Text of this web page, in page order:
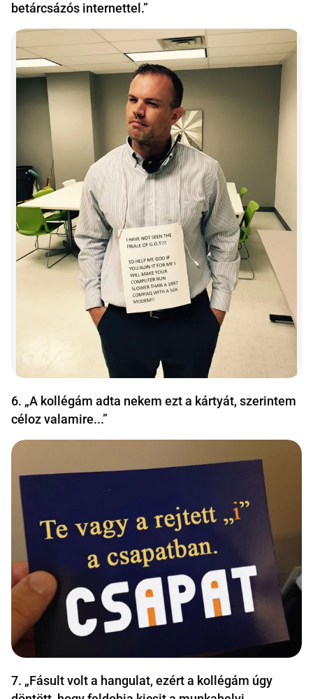
betárcsázós internettel.”
6. „A kollégám adta nekem ezt a kártyát, szerintem
céloz valamire...”
7. „Fásult volt a hangulat, ezért a kollégám úgy